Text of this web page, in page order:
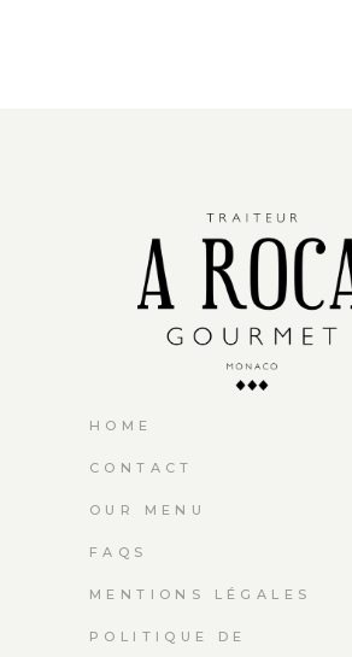
HOME
CONTACT
OUR MENU
FAQS
MENTIONS LÉGALES
POLITIQUE DE